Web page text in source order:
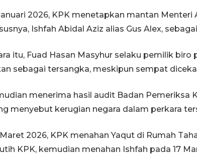
2026, KPK menetapkan mantan
Ishfah Abidal Aziz alias Gus Alex,
itu, Fuad Hasan Masyhur selaku pemilik
sebagai tersangka, meskipun sempat
menerima hasil audit Badan Pemeriksa
menyebut kerugian negara dalam perkara
Maret 2026, KPK menahan Yaqut di Rumah
KPK, kemudian menahan Ishfah pada 17
5